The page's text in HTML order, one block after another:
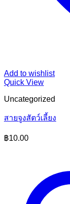
Add to wishlist
Quick View
Uncategorized
สายจูงสัตว์เลี้ยง
฿10.00